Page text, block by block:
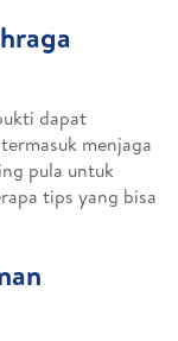
dapat
menjaga
pula untuk
tips yang bisa